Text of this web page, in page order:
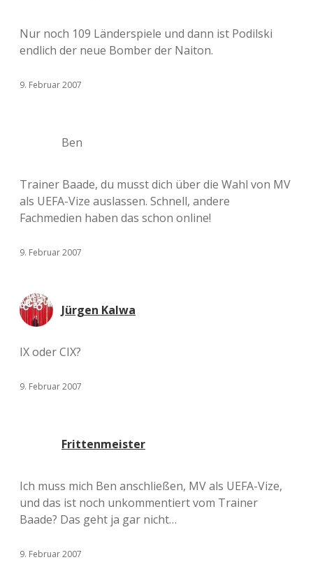
Nur noch 109 Länderspiele und dann ist Podilski
endlich der neue Bomber der Naiton.
9. Februar 2007
Ben
Trainer Baade, du musst dich über die Wahl von MV
als UEFA-Vize auslassen. Schnell, andere
Fachmedien haben das schon online!
9. Februar 2007
Jürgen Kalwa
IX oder CIX?
9. Februar 2007
Frittenmeister
Ich muss mich Ben anschließen, MV als UEFA-Vize,
und das ist noch unkommentiert vom Trainer
Baade? Das geht ja gar nicht…
9. Februar 2007